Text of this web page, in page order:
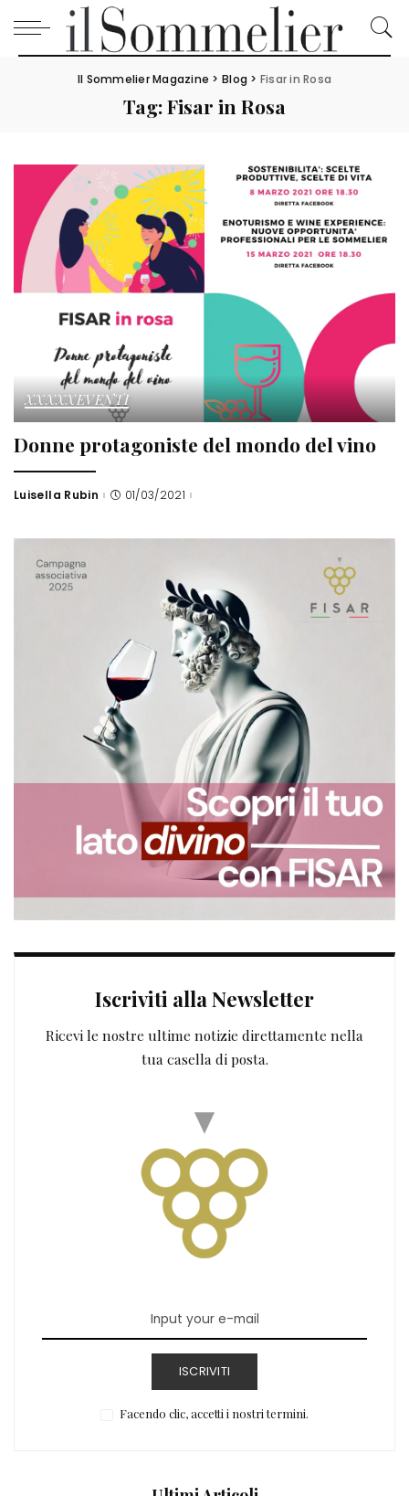
Il Sommelier Magazine > Blog > Fisar in Rosa
Tag:Fisar in Rosa
XXXXXEVENTI
Donne protagoniste del mondo del vino
Posted
Luisella Rubin 01/03/2021
Iscriviti alla Newsletter
Ricevi le nostre ultime notizie direttamente nella
tua casella di posta.
ISCRIVITI
Facendo clic, accetti i nostri termini.